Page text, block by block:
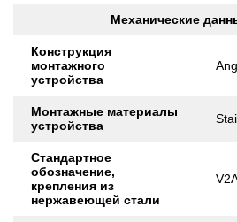
Механические
Конструкция
монтажного
устройства
Монтажные материалы
устройства
Стандартное
обозначение,
крепления из
нержавеющей стали